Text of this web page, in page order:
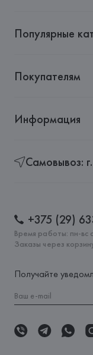
Популярные
Покупателям
Информация
Самовывоз:
+375 (29)
Время работы: пн-вс
Заказы через
Получайте